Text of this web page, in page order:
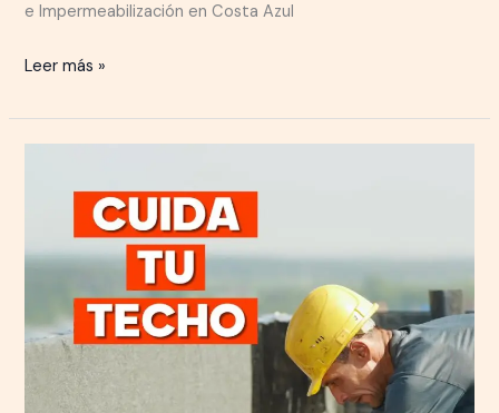
e Impermeabilización en Costa Azul
Leer más »
Protegido:
La